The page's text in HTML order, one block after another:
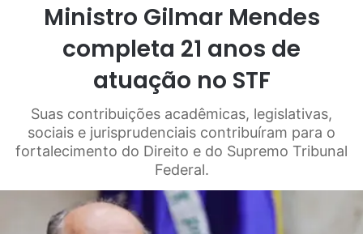
Ministro Gilmar Mendes
completa 21 anos de
atuação no STF
Suas contribuições acadêmicas, legislativas,
sociais e jurisprudenciais contribuíram para o
fortalecimento do Direito e do Supremo Tribunal
Federal.